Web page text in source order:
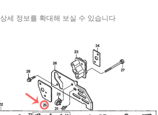
상세 정보를 확대해 보실 수 있습니다